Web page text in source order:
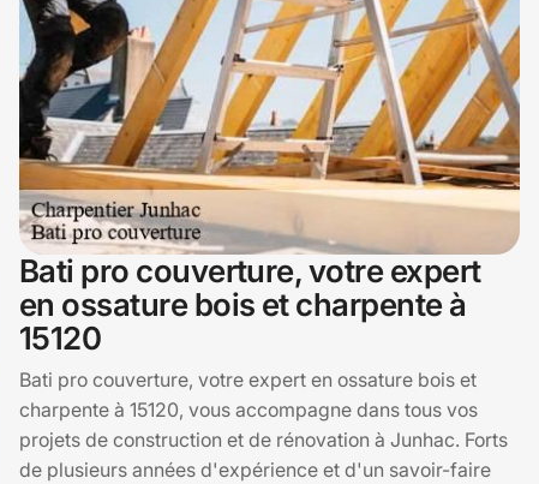
Bati pro couverture, votre expert
en ossature bois et charpente à
15120
Bati pro couverture, votre expert en ossature bois et
charpente à 15120, vous accompagne dans tous vos
projets de construction et de rénovation à Junhac. Forts
de plusieurs années d'expérience et d'un savoir-faire